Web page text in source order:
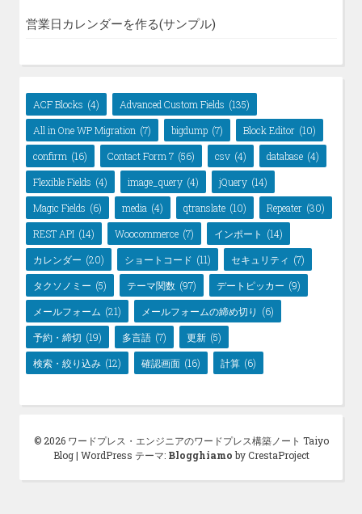
営業日カレンダーを作る(サンプル)
ACF Blocks (4) Advanced Custom Fields (135)
All in One WP Migration (7) bigdump (7) Block Editor (10)
confirm (16) Contact Form 7 (56) csv (4) database (4)
Flexible Fields (4) image_query (4) jQuery (14)
Magic Fields (6) media (4) qtranslate (10) Repeater (30)
REST API (14) Woocommerce (7) インポート (14)
カレンダー (20) ショートコード (11) セキュリティ (7)
タクソノミー (5) テーマ関数 (97) デートピッカー (9)
メールフォーム (21) メールフォームの締め切り (6)
予約・締切 (19) 多言語 (7) 更新 (5)
検索・絞り込み (12) 確認画面 (16) 計算 (6)
© 2026 ワードプレス・エンジニアのワードプレス構築ノート Taiyo
Blog | WordPress テーマ: Blogghiamo by CrestaProject